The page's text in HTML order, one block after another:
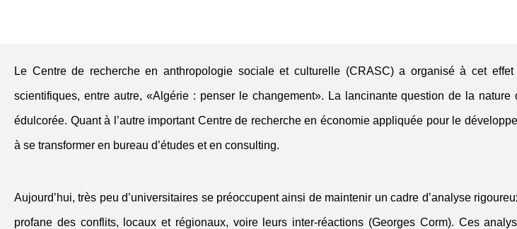
Le Centre de recherche en anthropologie sociale et culturelle (CRASC) a organisé à cet
scientifiques, entre autre, «Algérie : penser le changement». La lancinante question de la nature
édulcorée. Quant à l’autre important Centre de recherche en économie appliquée pour le
à se transformer en bureau d’études et en consulting.
Aujourd’hui, très peu d’universitaires se préoccupent ainsi de maintenir un cadre d’analyse
profane des conflits, locaux et régionaux, voire leurs inter-réactions (Georges Corm). Ces